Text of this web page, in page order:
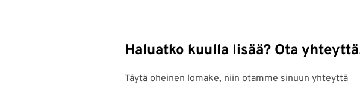
Haluatko kuulla lisää? Ota
Täytä oheinen lomake, niin otamme sinuun yhteyttä